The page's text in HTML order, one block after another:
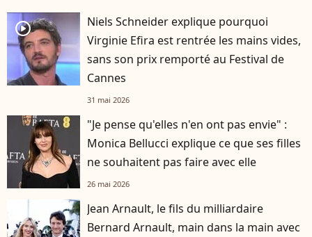
player2
Niels Schneider explique pourquoi
Virginie Efira est rentrée les mains vides,
sans son prix remporté au Festival de
Cannes
31 mai 2026
"Je pense qu'elles n'en ont pas envie" :
Monica Bellucci explique ce que ses filles
ne souhaitent pas faire avec elle
26 mai 2026
Jean Arnault, le fils du milliardaire
Bernard Arnault, main dans la main avec